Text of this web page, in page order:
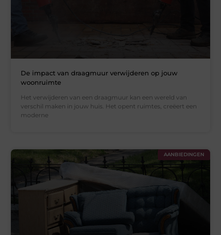
De impact van draagmuur verwijderen op jouw
woonruimte
Het verwijderen van een draagmuur kan een wereld van
verschil maken in jouw huis. Het opent ruimtes, creëert een
moderne
AANBIEDINGEN